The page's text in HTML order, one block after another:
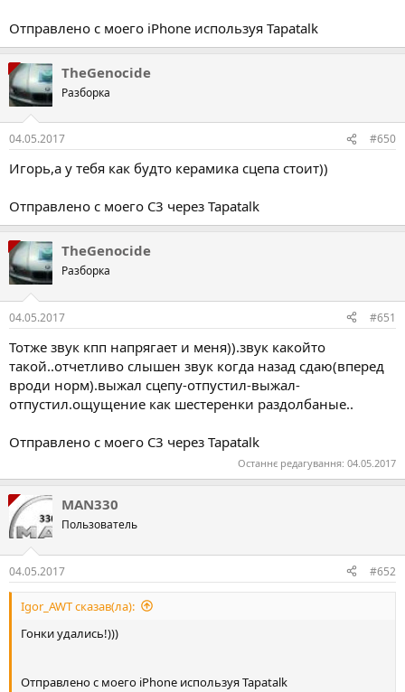
Отправлено с моего iPhone используя Tapatalk
TheGenocide
Разборка
04.05.2017 #650
Игорь,а у тебя как будто керамика сцепа стоит))
Отправлено с моего C3 через Tapatalk
TheGenocide
Разборка
04.05.2017 #651
Тотже звук кпп напрягает и меня)).звук какойто
такой..отчетливо слышен звук когда назад сдаю(вперед
вроди норм).выжал сцепу-отпустил-выжал-
отпустил.ощущение как шестеренки раздолбаные..
Отправлено с моего C3 через Tapatalk
Останнє редагування: 04.05.2017
MAN330
Пользователь
04.05.2017 #652
Igor_AWT сказав(ла):
Гонки удались!)))
Отправлено с моего iPhone используя Tapatalk